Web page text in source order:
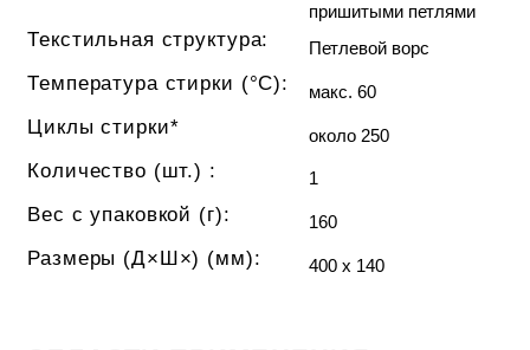
пришитыми петлями
Текстильная структура: Петлевой ворс
Температура стирки (°C): макс. 60
Циклы стирки* около 250
Количество (шт.) : 1
Вес с упаковкой (г): 160
Размеры (Д×Ш×) (мм): 400 x 140